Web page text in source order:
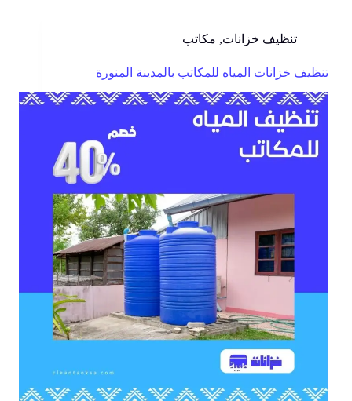
تنظيف خزانات, مكاتب
تنظيف خزانات المياه للمكاتب بالمدينة المنورة